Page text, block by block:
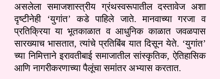
असलेला समाजशास्त्रीय ग्रंथस्वरूपातील दस्तावेज अशा
दृष्टीनेही ‘युगांत’ कडे पाहिले जाते. मानवाच्या गरजा व
प्रतिक्रिया या भूतकाळात व आधुनिक काळात जवळपास
सारख्याच भासतात, त्यांचे प्रतिबिंब यात दिसून येते. ‘युगांत’
च्या निमित्ताने इरावतीबाई समाजातील सांस्कृतिक, ऐतिहासिक
आणि नागरीकरणाच्या पैलूंचा समांतर अभ्यास करतात.